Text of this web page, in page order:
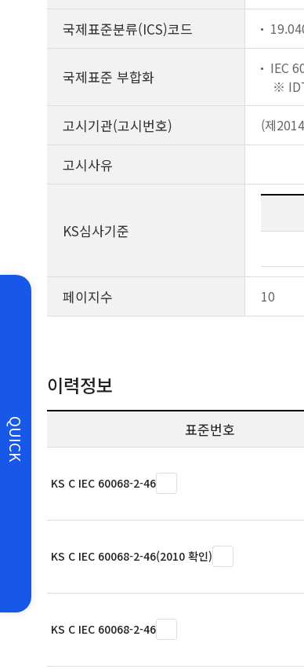
QUICK
국제표준분류(ICS)코드
국제표준 부합화
IEC
※
고시기관(고시번호) (제
고시사유
KS심사기준
페이지수 10
이력정보
표준번호
KS C IEC 60068-2-46
KS C IEC 60068-2-46(2010 확인)
KS C IEC 60068-2-46